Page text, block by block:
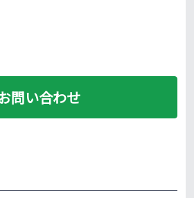
問い合わせ